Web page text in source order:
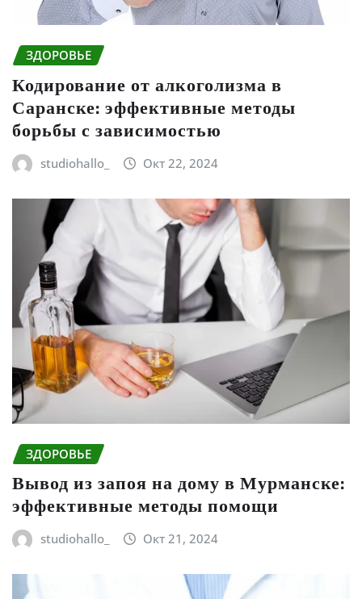
ЗДОРОВЬЕ
Кодирование от алкоголизма в
Саранске: эффективные методы
борьбы с зависимостью
studiohallo_ Окт 22, 2024
ЗДОРОВЬЕ
Вывод из запоя на дому в Мурманске:
эффективные методы помощи
studiohallo_ Окт 21, 2024